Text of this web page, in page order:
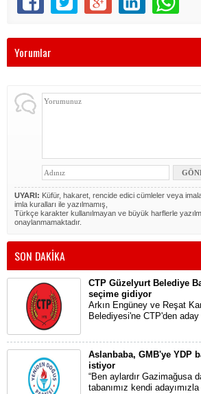
Yorumlar
UYARI: Küfür, hakaret, rencide edici cümleler veya
imla kuralları ile yazılmamış,
Türkçe karakter kullanılmayan ve büyük harflerle
onaylanmamaktadır.
SON DAKİKA
CTP Güzelyurt Belediye
seçime gidiyor
Arkın Engüney ve Reşat
Belediyesi'ne CTP'den aday
Aslanbaba, GMB'ye YDP
istiyor
“Ben aylardır Gazimağusa
tabanımız kendi